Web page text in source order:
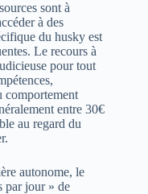
sont à
à des
du husky est
Le recours à
pour tout
comportement
entre 30€
au regard du
autonome, le
par jour » de